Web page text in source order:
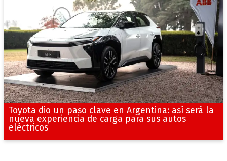
Toyota dio un paso clave en Argentina: así será la
nueva experiencia de carga para sus autos
eléctricos